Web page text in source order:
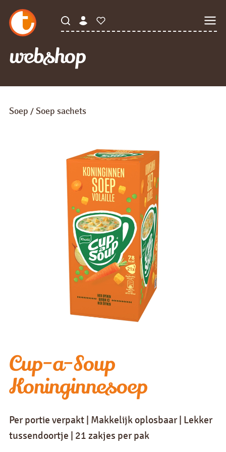
webshop
Soep / Soep sachets
Cup-a-Soup
Koninginnesoep
Per portie verpakt | Makkelijk oplosbaar | Lekker
tussendoortje | 21 zakjes per pak